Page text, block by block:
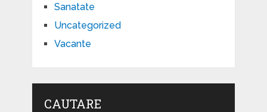
Sanatate
Uncategorized
Vacante
CAUTARE